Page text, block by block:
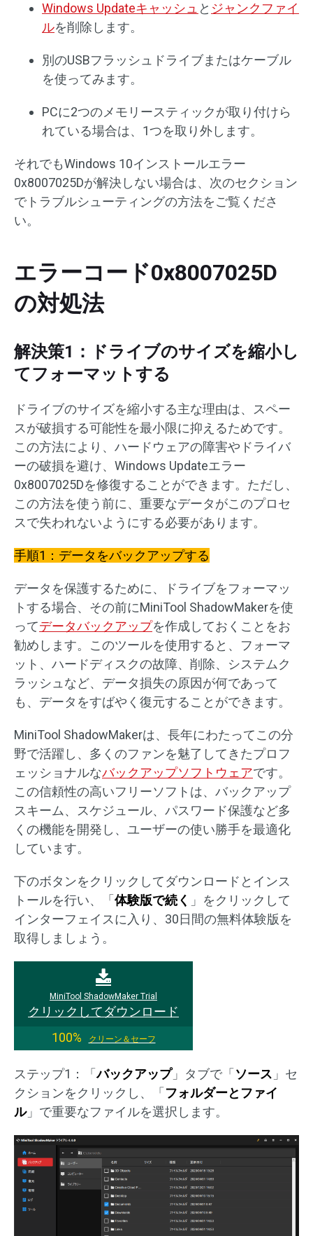
Windows Updateキャッシュ と ジャンクファイ
ルを削除します。
別のUSBフラッシュドライブまたはケーブル
を使ってみます。
PCに2つのメモリースティックが取り付けら
れている場合は、1つを取り外します。
それでもWindows 10インストールエラー
0x8007025Dが解決しない場合は、次のセクション
でトラブルシューティングの方法をご覧くださ
い。
エラーコード0x8007025D
の対処法
解決策1：ドライブのサイズを縮小し
てフォーマットする
ドライブのサイズを縮小する主な理由は、スペー
スが破損する可能性を最小限に抑えるためです。
この方法により、ハードウェアの障害やドライバ
ーの破損を避け、Windows Updateエラー
0x8007025Dを修復することができます。ただし、
この方法を使う前に、重要なデータがこのプロセ
スで失われないようにする必要があります。
手順1：データをバックアップする
データを保護するために、ドライブをフォーマッ
トする場合、その前にMiniTool ShadowMakerを使
ってデータバックアップを作成しておくことをお
勧めします。このツールを使用すると、フォーマ
ット、ハードディスクの故障、削除、システムク
ラッシュなど、データ損失の原因が何であって
も、データをすばやく復元することができます。
MiniTool ShadowMakerは、長年にわたってこの分
野で活躍し、多くのファンを魅了してきたプロフ
ェッショナルなバックアップソフトウェアです。
この信頼性の高いフリーソフトは、バックアップ
スキーム、スケジュール、パスワード保護など多
くの機能を開発し、ユーザーの使い勝手を最適化
しています。
下のボタンをクリックしてダウンロードとインス
トールを行い、「 体験版で続く 」をクリックして
インターフェイスに入り、30日間の無料体験版を
取得しましょう。
MiniTool ShadowMaker Trial
クリックしてダウンロード
100%
クリーン＆セーフ
ステップ1：「バックアップ」タブで「 ソース 」セ
クションをクリックし、「 フォルダーとファイ
ル」で重要なファイルを選択します。